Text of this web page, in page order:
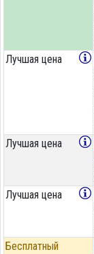
Лучшая цена
Лучшая цена
Лучшая цена
Бесплатный